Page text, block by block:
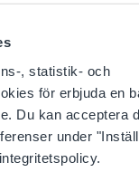
, statistik- och
för erbjuda en
Du kan acceptera
under
doesn't
we think
English website.